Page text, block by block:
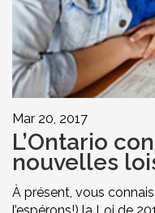
Mar 20, 2017
L’Ontario
nouvelles
À présent, vous